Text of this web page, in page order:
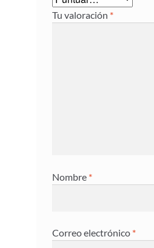
Tu valoración *
Nombre *
Correo electrónico *